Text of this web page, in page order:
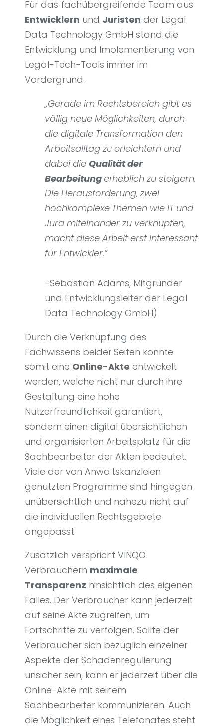
Für das fachübergreifende Team aus
Entwicklern und Juristen der Legal
Data Technology GmbH stand die
Entwicklung und Implementierung von
Legal-Tech-Tools immer im
Vordergrund.
„Gerade im Rechtsbereich gibt es
völlig neue Möglichkeiten, durch
die digitale Transformation den
Arbeitsalltag zu erleichtern und
dabei die Qualität der
Bearbeitungerheblich zu steigern.
Die Herausforderung, zwei
hochkomplexe Themen wie IT und
Jura miteinander zu verknüpfen,
macht diese Arbeit erst Interessant
für Entwickler.“
-Sebastian Adams, Mitgründer
und Entwicklungsleiter der Legal
Data Technology GmbH)
Durch die Verknüpfung des
Fachwissens beider Seiten konnte
somit eine Online-Akte entwickelt
werden, welche nicht nur durch ihre
Gestaltung eine hohe
Nutzerfreundlichkeit garantiert,
sondern einen digital übersichtlichen
und organisierten Arbeitsplatz für die
Sachbearbeiter der Akten bedeutet.
Viele der von Anwaltskanzleien
genutzten Programme sind hingegen
unübersichtlich und nahezu nicht auf
die individuellen Rechtsgebiete
angepasst.
Zusätzlich verspricht VINQO
Verbrauchern maximale
Transparenz hinsichtlich des eigenen
Falles. Der Verbraucher kann jederzeit
auf seine Akte zugreifen, um
Fortschritte zu verfolgen. Sollte der
Verbraucher sich bezüglich einzelner
Aspekte der Schadenregulierung
unsicher sein, kann er jederzeit über die
Online-Akte mit seinem
Sachbearbeiter kommunizieren. Auch
die Möglichkeit eines Telefonates steht